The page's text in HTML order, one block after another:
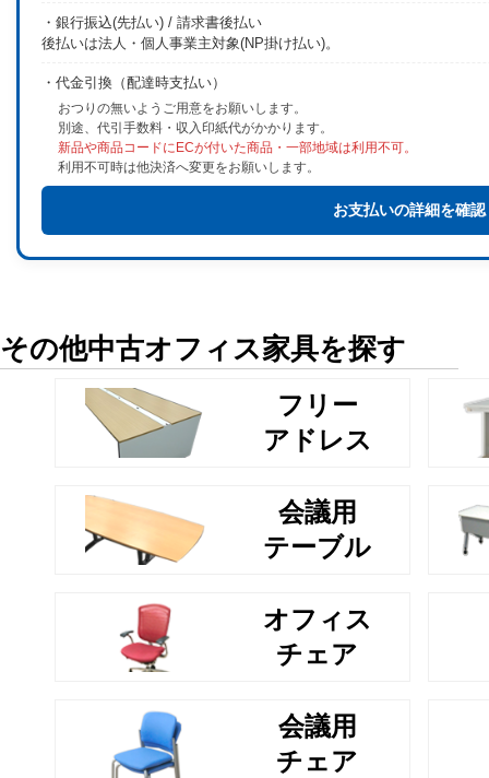
・銀行振込(先払い) / 請求書後払い
後払いは法人・個人事業主対象(NP掛け払い)。
・代金引換（配達時支払い）
おつりの無いようご用意をお願いします。
別途、代引手数料・収入印紙代がかかります。
新品や商品コードにECが付いた商品・一部地域は利用不可。
利用不可時は他決済へ変更をお願いします。
お支払いの詳細を確認
その他中古オフィス家具を探す
フリー
アドレス
会議用
テーブル
オフィス
チェア
会議用
チェア